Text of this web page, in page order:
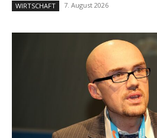
WIRTSCHAFT 7. August 2026